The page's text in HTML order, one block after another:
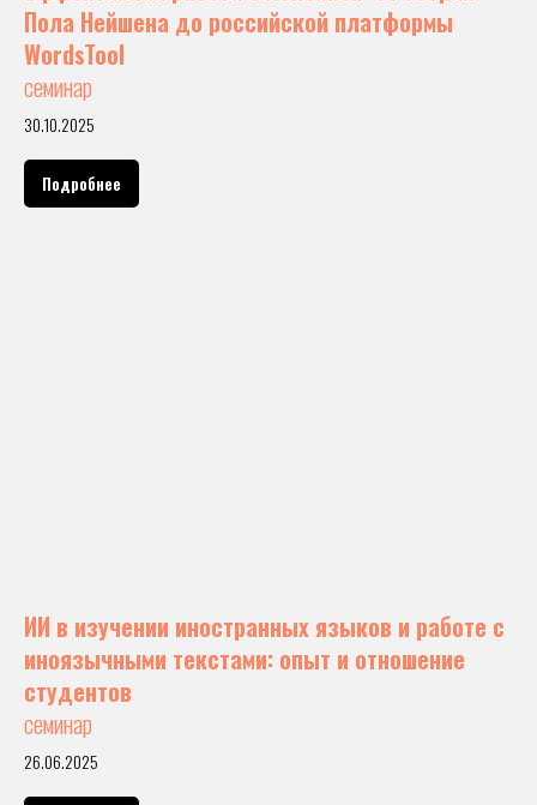
Пола Нейшена до российской платформы
WordsTool
семинар
30.10.2025
Подробнее
ИИ в изучении иностранных языков и работе с
иноязычными текстами: опыт и отношение
студентов
семинар
26.06.2025